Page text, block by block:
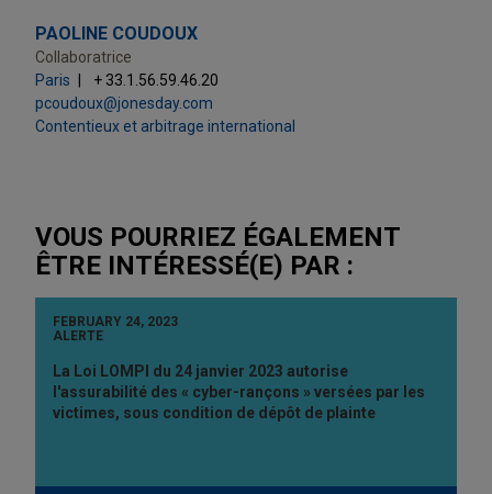
PAOLINE COUDOUX
Collaboratrice
Paris
+ 33.1.56.59.46.20
pcoudoux@jonesday.com
Contentieux et arbitrage international
VOUS POURRIEZ ÉGALEMENT
ÊTRE INTÉRESSÉ(E) PAR :
FEBRUARY 24, 2023
ALERTE
La Loi LOMPI du 24 janvier 2023 autorise
l'assurabilité des « cyber-rançons » versées par les
victimes, sous condition de dépôt de plainte